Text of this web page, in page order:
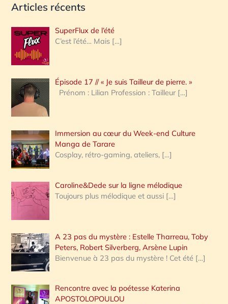
c
e
r
c
h
e
:
Articles récents
SuperFlux de l’été
C’est l’été… Mais […]
Épisode 17 // « Je suis Tailleur de pierre. »
Prénom : Lilian Profession : Tailleur […]
Immersion au cœur du Week-end Culture
Manga de Tarare
Cosplay, rétro-gaming, ateliers, […]
Caroline&Dede sur la ligne mélodique
Toujours plus mélodique et aussi […]
A 23 pas du mystère : Estelle Tharreau, Toby
Peters, Robert Silverberg, Arsène Lupin
Bienvenue à 23 pas du mystère ! Cet été […]
Rencontre avec la poétesse Katerina
APOSTOLOPOULOU